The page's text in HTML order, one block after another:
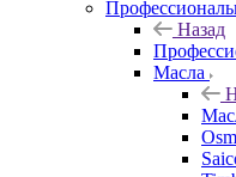
Назад
Масла